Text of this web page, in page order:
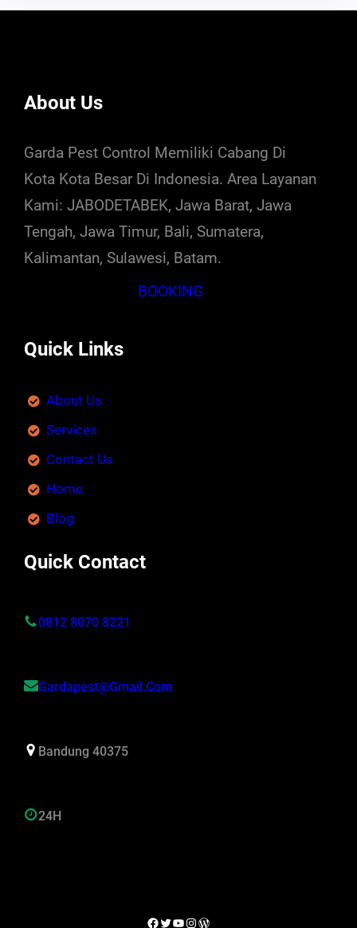
About Us
Garda Pest Control Memiliki Cabang Di
Kota Kota Besar Di Indonesia. Area Layanan
Kami: JABODETABEK, Jawa Barat, Jawa
Tengah, Jawa Timur, Bali, Sumatera,
Kalimantan, Sulawesi, Batam.
BOOKING
Quick Links
About Us
Services
Contact Us
Home
Blog
Quick Contact
0812 8070 8221
Gardapest@gmail.com
Bandung 40375
24H
Facebook
Twitter
YouTube
Instagram
WordPress